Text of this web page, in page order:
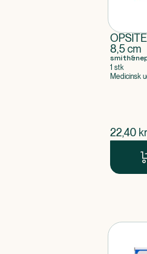
8,5 cm
1 stk
Medicinsk
$
22,40